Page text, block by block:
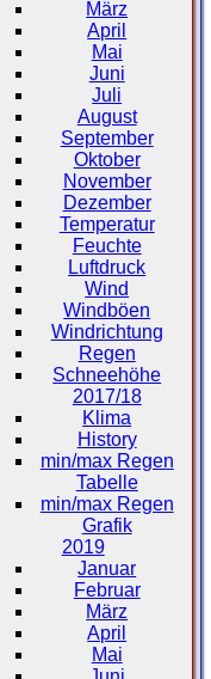
März
April
Mai
Juni
Juli
August
September
Oktober
November
Dezember
Temperatur
Feuchte
Luftdruck
Wind
Windböen
Windrichtung
Regen
Schneehöhe
2017/18
Klima
History
min/max Regen
Tabelle
min/max Regen
Grafik
2019
Januar
Februar
März
April
Mai